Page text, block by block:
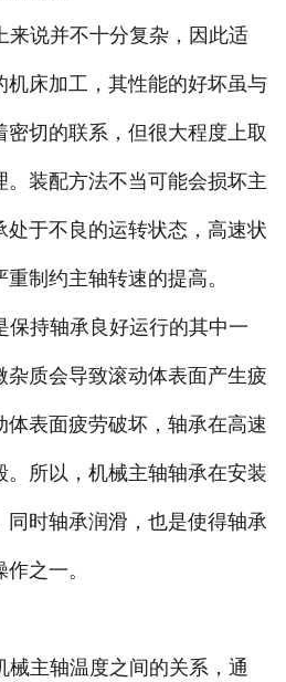
来说并不十分复杂，因此适
机床加工，其性能的好坏虽与
切的联系，但很大程度上取
。装配方法不当可能会损坏主
处于不良的运转状态，高速状
制约主轴转速的提高。
保持轴承良好运行的其中一
杂质会导致滚动体表面产生疲
表面疲劳破坏，轴承在高速
。所以，机械主轴轴承在安装
同时轴承润滑，也是使得轴承
之一。
械主轴温度之间的关系，通